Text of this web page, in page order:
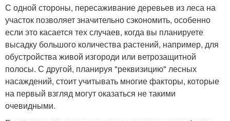
С одной стороны, пересаживание деревьев из леса на
участок позволяет значительно сэкономить, особенно
если это касается тех случаев, когда вы планируете
высадку большого количества растений, например, для
обустройства живой изгороди или ветрозащитной
полосы. С другой, планируя "реквизицию" лесных
насаждений, стоит учитывать многие факторы, которые
на первый взгляд могут оказаться не такими
очевидными.